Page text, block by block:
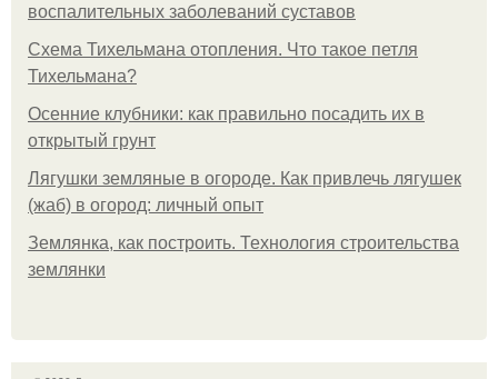
воспалительных заболеваний суставов
Схема Тихельмана отопления. Что такое петля
Тихельмана?
Осенние клубники: как правильно посадить их в
открытый грунт
Лягушки земляные в огороде. Как привлечь лягушек
(жаб) в огород: личный опыт
Землянка, как построить. Технология строительства
землянки